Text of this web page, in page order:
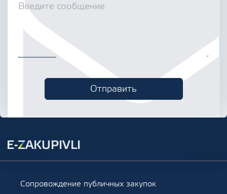
Сопровождение публичных закупок